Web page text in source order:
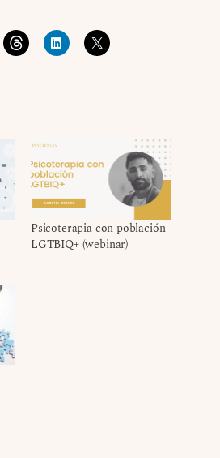
Psicoterapia con población
LGTBIQ+ (webinar)